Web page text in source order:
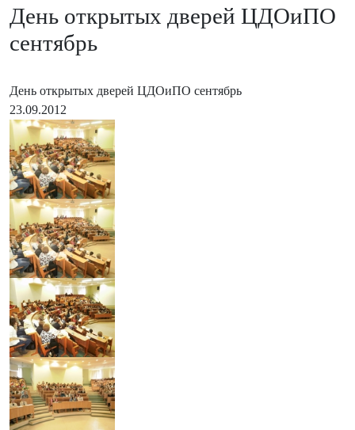
День открытых дверей ЦДОиПО
сентябрь
День открытых дверей ЦДОиПО сентябрь
23.09.2012